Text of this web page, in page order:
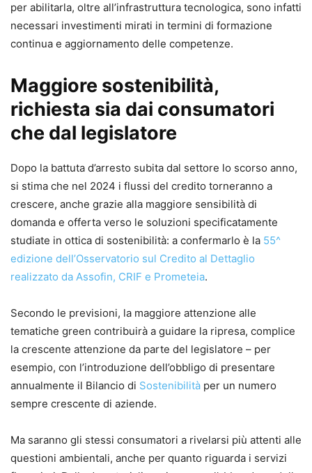
per abilitarla, oltre all’infrastruttura tecnologica, sono infatti
necessari investimenti mirati in termini di formazione
continua e aggiornamento delle competenze.
Maggiore sostenibilità,
richiesta sia dai consumatori
che dal legislatore
Dopo la battuta d’arresto subita dal settore lo scorso anno,
si stima che nel 2024 i flussi del credito torneranno a
crescere, anche grazie alla maggiore sensibilità di
domanda e offerta verso le soluzioni specificatamente
studiate in ottica di sostenibilità: a confermarlo è la 55^
edizione dell’Osservatorio sul Credito al Dettaglio
realizzato da Assofin, CRIF e Prometeia.
Secondo le previsioni, la maggiore attenzione alle
tematiche green contribuirà a guidare la ripresa, complice
la crescente attenzione da parte del legislatore – per
esempio, con l’introduzione dell’obbligo di presentare
annualmente il Bilancio di Sostenibilità per un numero
sempre crescente di aziende.
Ma saranno gli stessi consumatori a rivelarsi più attenti alle
questioni ambientali, anche per quanto riguarda i servizi